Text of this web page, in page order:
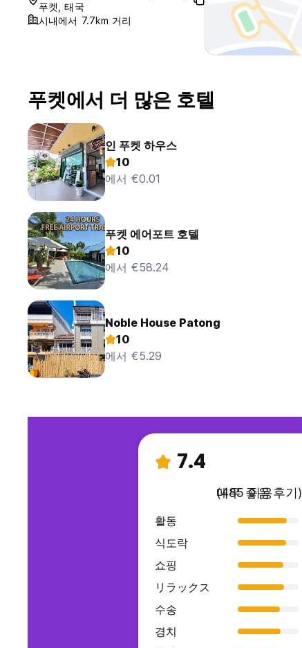
푸켓, 태국
시내에서 7.7km 거리
푸켓에서 더 많은 호텔
인 푸켓 하우스
10
에서 €0.01
푸켓 에어포트 호텔
10
에서 €58.24
Noble House Patong
10
에서 €5.29
7.4
매우 좋음
(485 이용후기)
활동
식도락
쇼핑
リラックス
수송
경치